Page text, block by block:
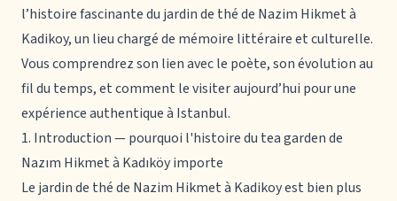
l’histoire fascinante du jardin de thé de Nazim Hikmet à
Kadikoy, un lieu chargé de mémoire littéraire et culturelle.
Vous comprendrez son lien avec le poète, son évolution au
fil du temps, et comment le visiter aujourd’hui pour une
expérience authentique à Istanbul.
1. Introduction — pourquoi l'histoire du tea garden de
Nazım Hikmet à Kadıköy importe
Le jardin de thé de Nazim Hikmet à Kadikoy est bien plus